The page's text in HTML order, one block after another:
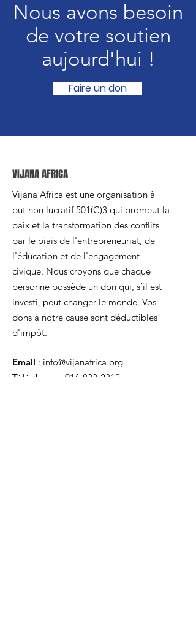
Nous avons besoin
de votre soutien
aujourd'hui !
Faire un don
VIJANA AFRICA
Vijana Africa est une organisation à
but non lucratif 501(C)3 qui promeut la
paix et la transformation des conflits
par le biais de l'entrepreneuriat, de
l'éducation et de l'engagement
civique. Nous croyons que chaque
personne possède un don qui, s’il est
investi, peut changer le monde. Vos
dons à notre cause sont déductibles
d'impôt.
Email : info@vijanafrica.org
Téléphone
916-833-2312